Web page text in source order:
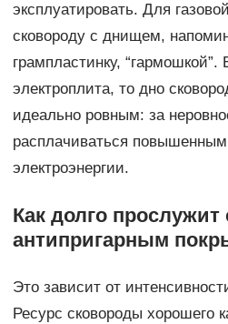
эксплуатировать. Для
сковороду с днищем,
грампластинку,
электроплита, то дно
идеально ровным: за
расплачиваться
электроэнергии.
Как долго прослужит
антипригарным
Это зависит от
Ресурс сковороды хорошего